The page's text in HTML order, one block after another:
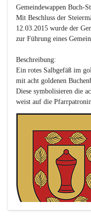
Gemeindewappen Buch-
Mit Beschluss der
12.03.2015 wurde der
zur Führung eines
Beschreibung:
Ein rotes Salbgefäß im
mit acht goldenen
Diese symbolisieren die